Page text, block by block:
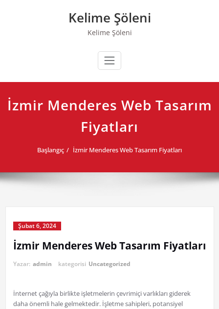
Kelime Şöleni
Kelime Şöleni
İzmir Menderes Web Tasarım
Fiyatları
Başlangıç İzmir Menderes Web Tasarım Fiyatları
Şubat 6, 2024
İzmir Menderes Web Tasarım Fiyatları
Yazar: admin kategorisi Uncategorized
İnternet çağıyla birlikte işletmelerin çevrimiçi varlıkları giderek
daha önemli hale gelmektedir. İşletme sahipleri, potansiyel